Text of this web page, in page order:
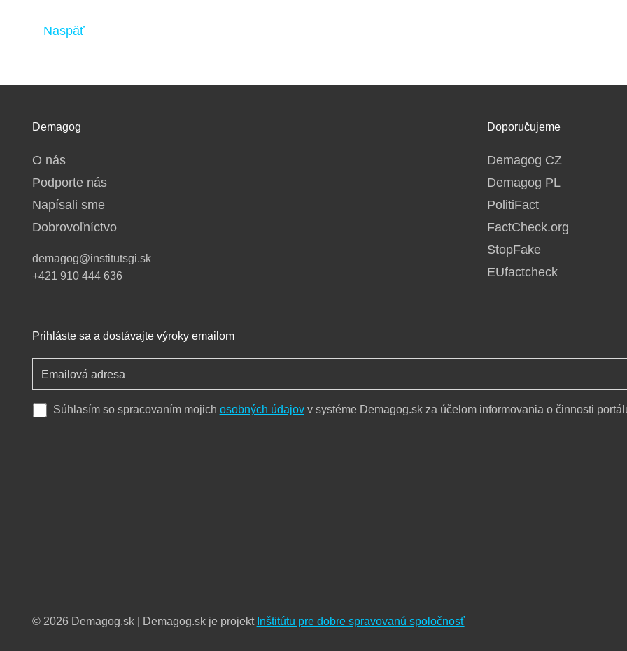
Naspäť
Demagog
O nás
Podporte nás
Napísali sme
Dobrovoľníctvo
demagog@institutsgi.sk
+421 910 444 636
Doporučujeme
Demagog CZ
Demagog PL
PolitiFact
FactCheck.org
StopFake
EUfactcheck
Prihláste sa a dostávajte výroky emailom
Súhlasím so spracovaním mojich osobných údajovv systéme Demagog.sk za účelom informovania o činnosti
© 2026 Demagog.sk | Demagog.sk je projekt Inštitútu pre dobre spravovanú spoločnosť